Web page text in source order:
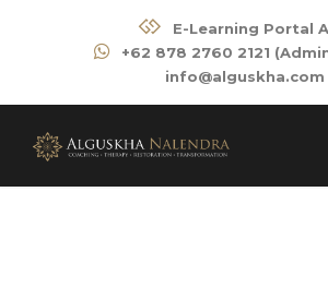
E-Learning Portal
+62 878 2760 2121
info@alguskha.com